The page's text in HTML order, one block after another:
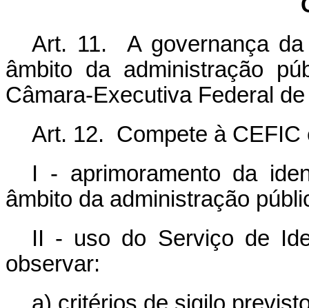
Art. 11. A governança
âmbito da administração
Câmara-Executiva Federal
Art. 12. Compete à CEFIC
I - aprimoramento da
âmbito da administração
II - uso do Serviço de
observar: